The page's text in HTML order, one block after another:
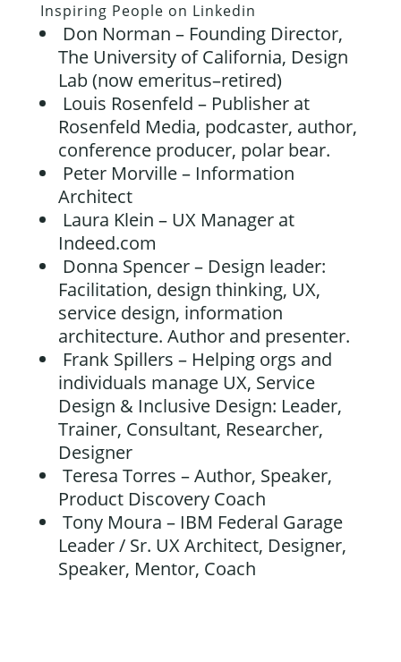
Inspiring People on Linkedin
Don Norman – Founding Director,
The University of California, Design
Lab (now emeritus–retired)
Louis Rosenfeld – Publisher at
Rosenfeld Media, podcaster, author,
conference producer, polar bear.
Peter Morville – Information
Architect
Laura Klein – UX Manager at
Indeed.com
Donna Spencer – Design leader:
Facilitation, design thinking, UX,
service design, information
architecture. Author and presenter.
Frank Spillers – Helping orgs and
individuals manage UX, Service
Design & Inclusive Design: Leader,
Trainer, Consultant, Researcher,
Designer
Teresa Torres – Author, Speaker,
Product Discovery Coach
Tony Moura – IBM Federal Garage
Leader / Sr. UX Architect, Designer,
Speaker, Mentor, Coach